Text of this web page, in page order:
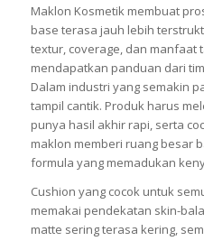
Maklon Kosmetik membuat
base terasa jauh lebih
textur, coverage, dan manfaat
mendapatkan panduan dari
Dalam industri yang semakin
tampil cantik. Produk harus
punya hasil akhir rapi, serta
maklon memberi ruang besar
formula yang memadukan
Cushion yang cocok untuk
memakai pendekatan skin-
matte sering terasa kering,